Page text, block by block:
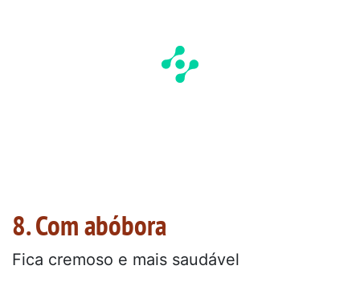
8. Com abóbora
Fica cremoso e mais saudável